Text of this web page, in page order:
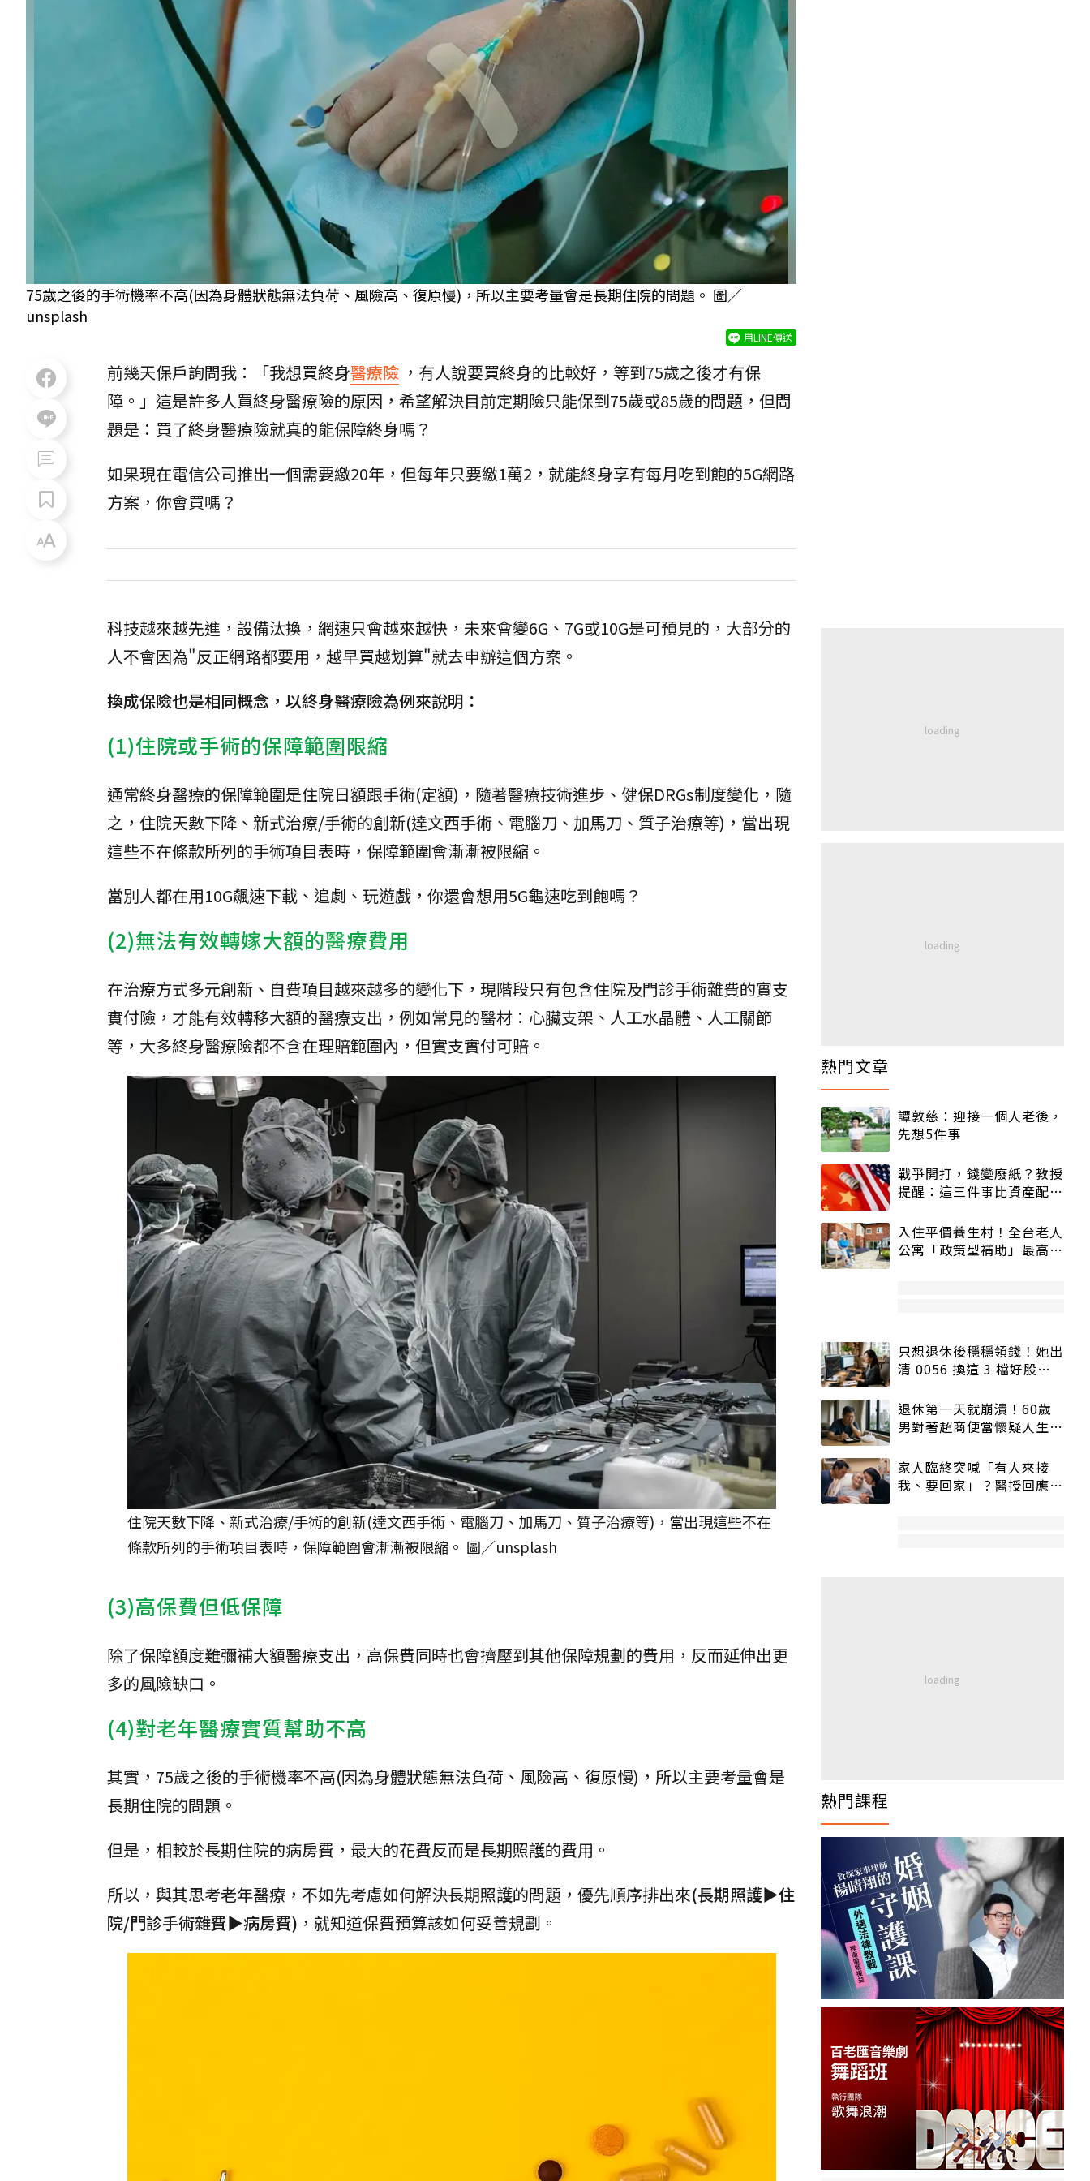
75歲之後的手術機率不高(因為身體狀態無法負荷、風險高、復原慢)，所以主要考量會是長期住院的問題。 圖／
unsplash
用LINE傳送
前幾天保戶詢問我：「我想買終身醫療險 ，有人說要買終身的比較好，等到75歲之後才有保
障。」這是許多人買終身醫療險的原因，希望解決目前定期險只能保到75歲或85歲的問題，但問
題是：買了終身醫療險就真的能保障終身嗎？
如果現在電信公司推出一個需要繳20年，但每年只要繳1萬2，就能終身享有每月吃到飽的5G網路
方案，你會買嗎？
科技越來越先進，設備汰換，網速只會越來越快，未來會變6G、7G或10G是可預見的，大部分的
人不會因為"反正網路都要用，越早買越划算"就去申辦這個方案。
換成保險也是相同概念，以終身醫療險為例來說明：
(1)住院或手術的保障範圍限縮
通常終身醫療的保障範圍是住院日額跟手術(定額)，隨著醫療技術進步、健保DRGs制度變化，隨
之，住院天數下降、新式治療/手術的創新(達文西手術、電腦刀、加馬刀、質子治療等)，當出現
這些不在條款所列的手術項目表時，保障範圍會漸漸被限縮。
當別人都在用10G飆速下載、追劇、玩遊戲，你還會想用5G龜速吃到飽嗎？
(2)無法有效轉嫁大額的醫療費用
在治療方式多元創新、自費項目越來越多的變化下，現階段只有包含住院及門診手術雜費的實支
實付險，才能有效轉移大額的醫療支出，例如常見的醫材：心臟支架、人工水晶體、人工關節
等，大多終身醫療險都不含在理賠範圍內，但實支實付可賠。
住院天數下降、新式治療/手術的創新(達文西手術、電腦刀、加馬刀、質子治療等)，當出現這些不在
條款所列的手術項目表時，保障範圍會漸漸被限縮。 圖／unsplash
(3)高保費但低保障
除了保障額度難彌補大額醫療支出，高保費同時也會擠壓到其他保障規劃的費用，反而延伸出更
多的風險缺口。
(4)對老年醫療實質幫助不高
其實，75歲之後的手術機率不高(因為身體狀態無法負荷、風險高、復原慢)，所以主要考量會是
長期住院的問題。
但是，相較於長期住院的病房費，最大的花費反而是長期照護的費用。
所以，與其思考老年醫療，不如先考慮如何解決長期照護的問題，優先順序排出來(長期照護▶住
院/門診手術雜費▶病房費) ，就知道保費預算該如何妥善規劃。
熱門文章
譚敦慈：迎接一個人老後，
先想5件事
戰爭開打，錢變廢紙？教授
提醒：這三件事比資產配置
入住平價養生村！全台老人
公寓「政策型補助」最高打
只想退休後穩穩領錢！她出
清 0056 換這 3 檔好股：
退休第一天就崩潰！60歲
男對著超商便當懷疑人生
家人臨終突喊「有人來接
我、要回家」？醫授回應方
熱門課程